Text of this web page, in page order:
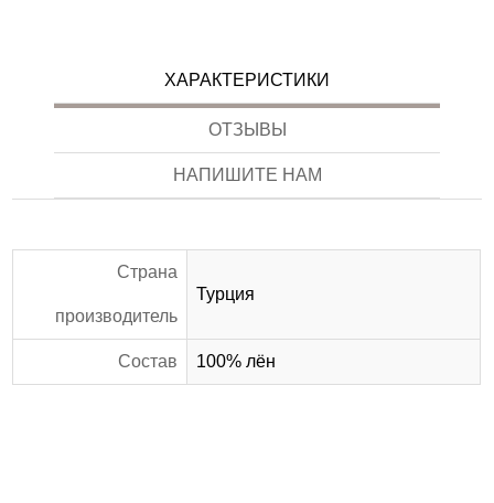
ХАРАКТЕРИСТИКИ
ОТЗЫВЫ
НАПИШИТЕ НАМ
Страна
производитель
Турция
Состав 100% лён